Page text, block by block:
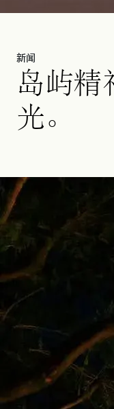
新闻
岛屿精
光。